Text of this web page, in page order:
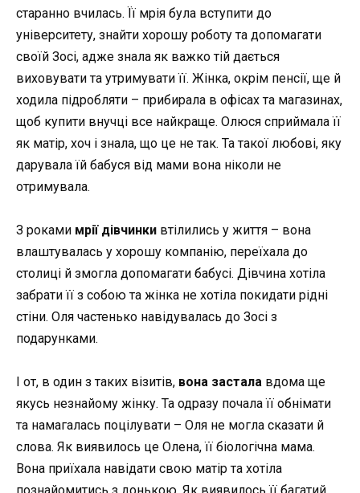
старанно вчилась. Її мрія була вступити до
університету, знайти хорошу роботу та допомагати
своїй Зосі, адже знала як важко тій дається
виховувати та утримувати її. Жінка, окрім пенсії, ще й
ходила підробляти – прибирала в офісах та магазинах,
щоб купити внучці все найкраще. Олюся сприймала її
як матір, хоч і знала, що це не так. Та такої любові, яку
дарувала їй бабуся від мами вона ніколи не
отримувала.
З роками мрії дівчинки втілились у життя – вона
влаштувалась у хорошу компанію, переїхала до
столиці й змогла допомагати бабусі. Дівчина хотіла
забрати її з собою та жінка не хотіла покидати рідні
стіни. Оля частенько навідувалась до Зосі з
подарунками.
І от, в один з таких візитів, вона застала вдома ще
якусь незнайому жінку. Та одразу почала її обнімати
та намагалась поцілувати – Оля не могла сказати й
слова. Як виявилось це Олена, її біологічна мама.
Вона приїхала навідати свою матір та хотіла